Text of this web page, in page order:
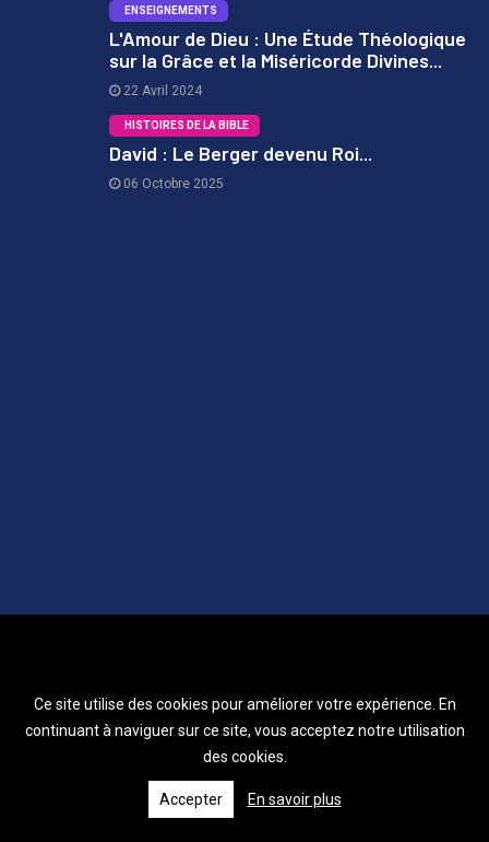
ENSEIGNEMENTS
L'Amour de Dieu : Une Étude Théologique
sur la Grâce et la Miséricorde Divines...
22 Avril 2024
HISTOIRES DE LA BIBLE
David : Le Berger devenu Roi...
06 Octobre 2025
Ce site utilise des cookies pour améliorer votre expérience. En
continuant à naviguer sur ce site, vous acceptez notre utilisation
des cookies.
Accepter En savoir plus